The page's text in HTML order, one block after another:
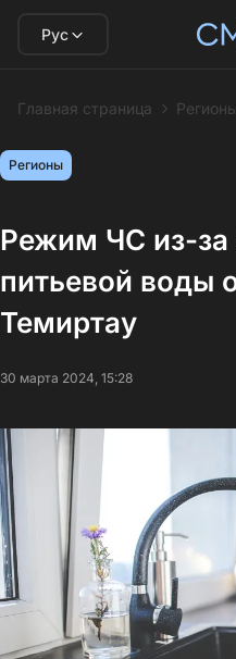
Рус
Главная страница Регионы
Регионы
Режим ЧС из-за
питьевой воды
Темиртау
30 марта 2024, 15:28